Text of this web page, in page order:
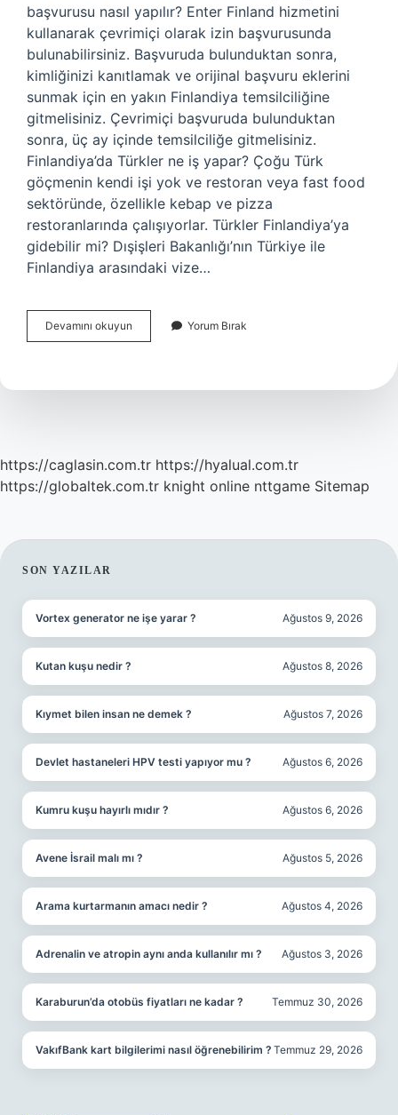
başvurusu nasıl yapılır? Enter Finland hizmetini
kullanarak çevrimiçi olarak izin başvurusunda
bulunabilirsiniz. Başvuruda bulunduktan sonra,
kimliğinizi kanıtlamak ve orijinal başvuru eklerini
sunmak için en yakın Finlandiya temsilciliğine
gitmelisiniz. Çevrimiçi başvuruda bulunduktan
sonra, üç ay içinde temsilciliğe gitmelisiniz.
Finlandiya’da Türkler ne iş yapar? Çoğu Türk
göçmenin kendi işi yok ve restoran veya fast food
sektöründe, özellikle kebap ve pizza
restoranlarında çalışıyorlar. Türkler Finlandiya’ya
gidebilir mi? Dışişleri Bakanlığı’nın Türkiye ile
Finlandiya arasındaki vize…
Devamını okuyun Finlandiyada
Çalışmak
Yapmalı
Yorum Bırak
https://caglasin.com.tr https://hyalual.com.tr
https://globaltek.com.tr knight online nttgame Sitemap
SIDEBAR
SON YAZILAR
Vortex generator ne işe yarar ? Ağustos 9, 2026
Kutan kuşu nedir ? Ağustos 8, 2026
Kıymet bilen insan ne demek ? Ağustos 7, 2026
Devlet hastaneleri HPV testi yapıyor mu ? Ağustos 6, 2026
Kumru kuşu hayırlı mıdır ? Ağustos 6, 2026
Avene İsrail malı mı ? Ağustos 5, 2026
Arama kurtarmanın amacı nedir ? Ağustos 4, 2026
Adrenalin ve atropin aynı anda kullanılır mı ? Ağustos 3, 2026
Karaburun’da otobüs fiyatları ne kadar ? Temmuz 30, 2026
VakıfBank kart bilgilerimi nasıl öğrenebilirim ? Temmuz 29, 2026